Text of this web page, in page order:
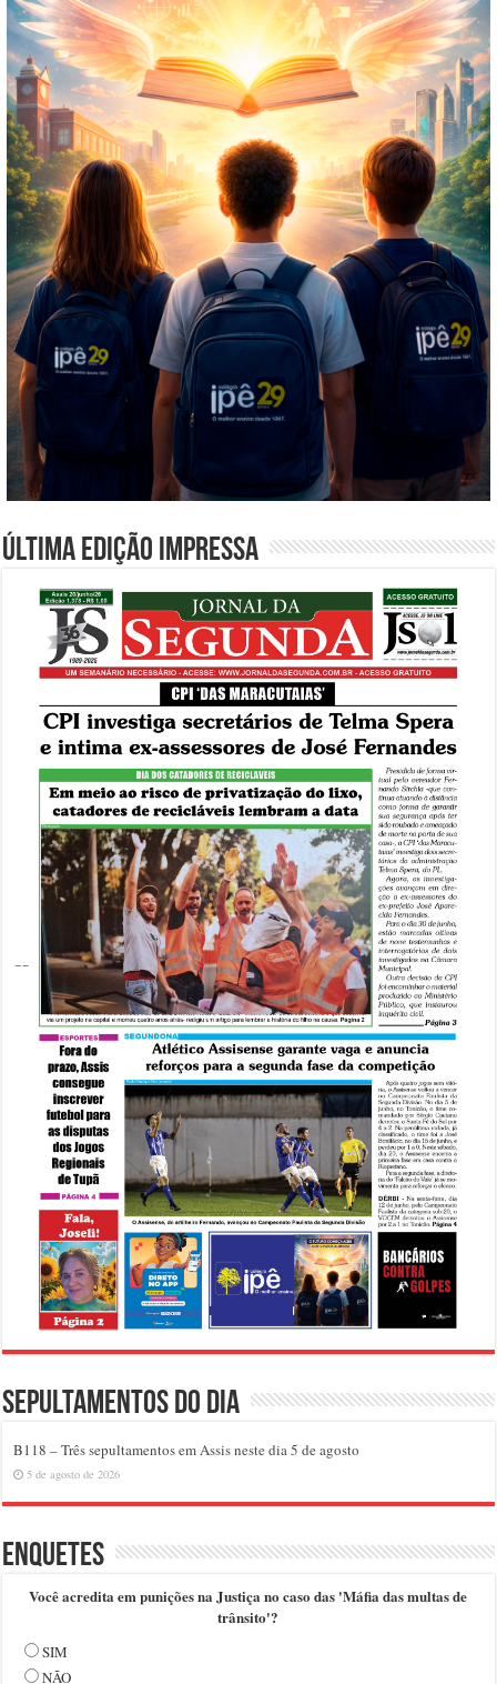
Última edição impressa
Sepultamentos do dia
B118 – Três sepultamentos em Assis neste dia 5 de agosto
5 de agosto de 2026
Enquetes
Você acredita em punições na Justiça no caso das 'Máfia das multas de
trânsito'?
SIM
NÃO